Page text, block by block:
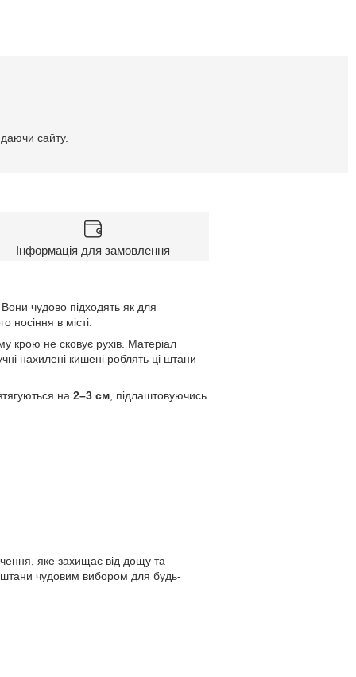
сайту.
Інформація для замовлення
Вони чудово підходять як для
носіння в місті.
крою не сковує рухів. Матеріал
нахилені кишені роблять ці штани
на 2–3 см , підлаштовуючись
яке захищає від дощу та
чудовим вибором для будь-